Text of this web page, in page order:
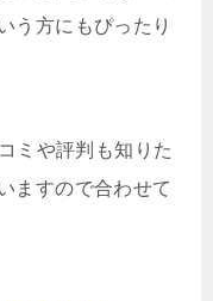
う方にもぴったり
ミや評判も知りた
ますので合わせて